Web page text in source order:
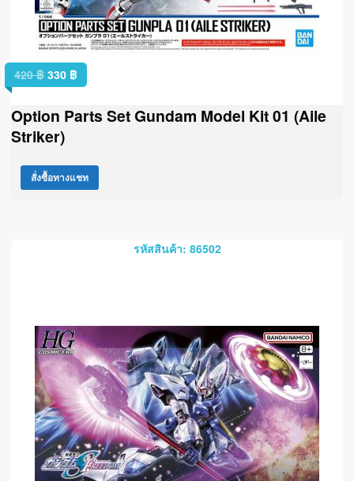
420฿ 330 ฿
Option Parts Set Gundam Model Kit 01 (Aile
Striker)
สั่งซื้อทางแชท
รหัสสินค้า: 86502